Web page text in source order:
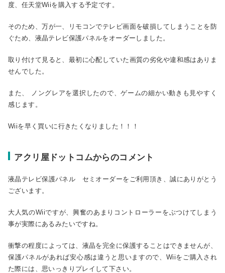
度、任天堂Wiiを購入する予定です。
そのため、万が一、リモコンでテレビ画面を破損してしまうことを防
ぐため、液晶テレビ保護パネルをオーダーしました。
取り付けて見ると、最初に心配していた画質の劣化や違和感はありま
せんでした。
また、 ノングレアを選択したので、ゲームの細かい動きも見やすく
感じます。
Wiiを早く買いに行きたくなりました！！！
アクリ屋ドットコムからのコメント
液晶テレビ保護パネル セミオーダーをご利用頂き、誠にありがとう
ございます。
大人気のWiiですが、興奮のあまりコントローラーをぶつけてしまう
事が実際にあるみたいですね。
衝撃の程度によっては、液晶を完全に保護することはできませんが、
保護パネルがあれば安心感は違うと思いますので、Wiiをご購入され
た際には、思いっきりプレイして下さい。